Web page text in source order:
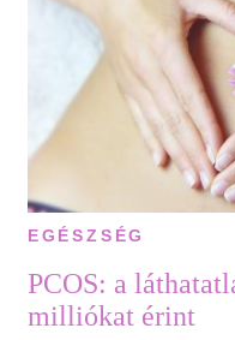
EGÉSZSÉG
PCOS: a
milliókat érint